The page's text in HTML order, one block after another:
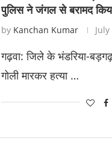
पुलिस ने जंगल से बरामद
by Kanchan Kumar
गढ़वा: जिले के भंडरिया-
गोली मारकर हत्या …